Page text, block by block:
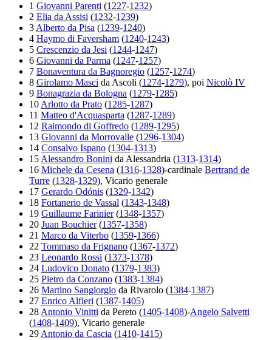
1 Giovanni Parenti (1227-1232)
2 Elia da Assisi (1232-1239)
3 Alberto da Pisa (1239-1240)
4 Haymo di Faversham (1240-1243)
5 Crescenzio da Jesi (1244-1247)
6 Giovanni da Parma (1247-1257)
7 Bonaventura da Bagnoregio (1257-1274)
8 Girolamo Masci da Ascoli (1274-1279), poi Nicolò IV
9 Bonagrazia da Bologna (1279-1285)
10 Arlotto da Prato (1285-1287)
11 Matteo d'Acquasparta (1287-1289)
12 Raimondo di Goffredo (1289-1295)
13 Giovanni da Morrovalle (1296-1304)
14 Consalvo Ispano (1304-1313)
15 Alessandro Bonini da Alessandria (1313-1314)
16 Michele da Cesena (1316-1328)-cardinale Bertrand de
Turre (1328-1329), Vicario generale
17 Gerardo Odónis (1329-1342)
18 Fortanerio de Vassal (1343-1348)
19 Guillaume Farinier(1348-1357)
20 Juan Bouchier(1357-1358)
21 Marco da Viterbo (1359-1366)
22 Tommaso da Frignano (1367-1372)
23 Leonardo Rossi (1373-1378)
24 Ludovico Donato (1379-1383)
25 Pietro da Conzano (1383-1384)
26 Martino Sangiorgio da Rivarolo (1384-1387)
27 Enrico Alfieri (1387-1405)
28 Antonio Vinitti da Pereto (1405-1408)-Angelo Salvetti
(1408-1409), Vicario generale
29 Antonio da Cascia (1410-1415)